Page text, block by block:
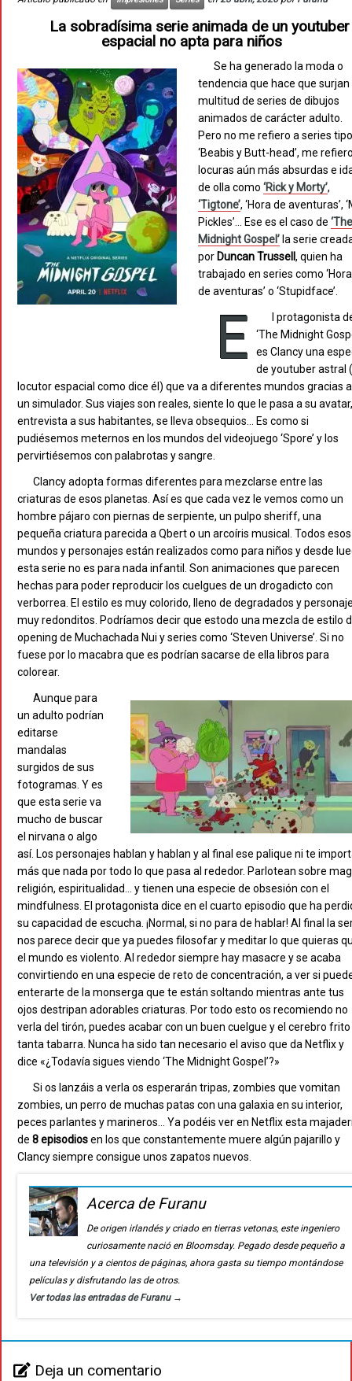
La sobradísima serie animada de un youtuber
espacial no apta para niños
Se ha generado la moda o
tendencia que hace que surjan
multitud de series de dibujos
animados de carácter adulto.
Pero no me refiero a series
‘Beabis y Butt-head’, me
locuras aún más absurdas e
de olla como‘Rick y Morty’,
‘Tigtone’, ‘Hora de aventuras’,
Pickles’… Ese es el caso de
Midnight Gospel’ la serie
por Duncan Trussell, quien ha
trabajado en series como ‘Hora
de aventuras’ o ‘Stupidface’.
E
l protagonista
‘The Midnight
es Clancy una
de youtuber astral
locutor espacial como dice él) que va a diferentes mundos gracias a
un simulador. Sus viajes son reales, siente lo que le pasa a su avatar,
entrevista a sus habitantes, se lleva obsequios… Es como si
pudiésemos meternos en los mundos del videojuego ‘Spore’ y los
pervirtiésemos con palabrotas y sangre.
Clancy adopta formas diferentes para mezclarse entre las
criaturas de esos planetas. Así es que cada vez le vemos como un
hombre pájaro con piernas de serpiente, un pulpo sheriff, una
pequeña criatura parecida a Qbert o un arcoíris musical. Todos esos
mundos y personajes están realizados como para niños y desde
esta serie no es para nada infantil. Son animaciones que parecen
hechas para poder reproducir los cuelgues de un drogadicto con
verborrea. El estilo es muy colorido, lleno de degradados y
muy redonditos. Podríamos decir que estodo una mezcla de estilo
opening de Muchachada Nui y series como ‘Steven Universe’. Si no
fuese por lo macabra que es podrían sacarse de ella libros para
colorear.
Aunque para
un adulto podrían
editarse
mandalas
surgidos de sus
fotogramas. Y es
que esta serie va
mucho de buscar
el nirvana o algo
así. Los personajes hablan y hablan y al final ese palique ni te
más que nada por todo lo que pasa al rededor. Parlotean sobre
religión, espiritualidad… y tienen una especie de obsesión con el
mindfulness. El protagonista dice en el cuarto episodio que ha
su capacidad de escucha. ¡Normal, si no para de hablar! Al final la
nos parece decir que ya puedes filosofar y meditar lo que quieras
el mundo es violento. Al rededor siempre hay masacre y se acaba
convirtiendo en una especie de reto de concentración, a ver si
enterarte de la monserga que te están soltando mientras ante tus
ojos destripan adorables criaturas. Por todo esto os recomiendo no
verla del tirón, puedes acabar con un buen cuelgue y el cerebro
tanta tabarra. Nunca ha sido tan necesario el aviso que da Netflix y
dice «¿Todavía sigues viendo ‘The Midnight Gospel’?»
Si os lanzáis a verla os esperarán tripas, zombies que vomitan
zombies, un perro de muchas patas con una galaxia en su interior,
peces parlantes y marineros… Ya podéis ver en Netflix esta
de 8 episodiosen los que constantemente muere algún pajarillo y
Clancy siempre consigue unos zapatos nuevos.
Acerca de Furanu
De origen irlandés y criado en tierras vetonas, este ingeniero
curiosamente nació en Bloomsday. Pegado desde pequeño a
una televisión y a cientos de páginas, ahora gasta su tiempo montándose
películas y disfrutando las de otros.
Ver todas las entradas de Furanu →
Deja un comentario